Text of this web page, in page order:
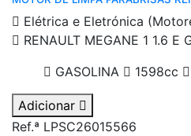
Elétrica e Eletrónica
RENAULT MEGANE 1 1.6 E
GASOLINA
1598cc
Adicionar
Ref.ª LPSC26015566